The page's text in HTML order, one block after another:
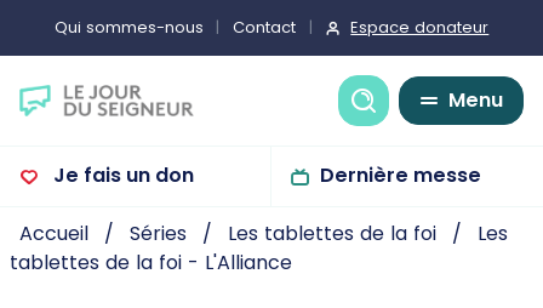
Qui sommes-nous Contact Espace donateur
Recherche
Menu
Je fais un don Dernière messe
Accueil Séries Les tablettes de la foi
Les
tablettes de la foi - L'Alliance